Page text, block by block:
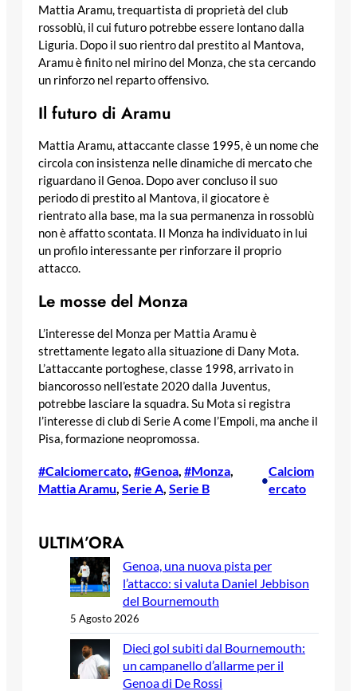
Mattia Aramu, trequartista di proprietà del club
rossoblù, il cui futuro potrebbe essere lontano dalla
Liguria. Dopo il suo rientro dal prestito al Mantova,
Aramu è finito nel mirino del Monza, che sta cercando
un rinforzo nel reparto offensivo.
Il futuro di Aramu
Mattia Aramu, attaccante classe 1995, è un nome che
circola con insistenza nelle dinamiche di mercato che
riguardano il Genoa. Dopo aver concluso il suo
periodo di prestito al Mantova, il giocatore è
rientrato alla base, ma la sua permanenza in rossoblù
non è affatto scontata. Il Monza ha individuato in lui
un profilo interessante per rinforzare il proprio
attacco.
Le mosse del Monza
L’interesse del Monza per Mattia Aramu è
strettamente legato alla situazione di Dany Mota.
L’attaccante portoghese, classe 1998, arrivato in
biancorosso nell’estate 2020 dalla Juventus,
potrebbe lasciare la squadra. Su Mota si registra
l’interesse di club di Serie A come l’Empoli, ma anche il
Pisa, formazione neopromossa.
#Calciomercato, #Genoa, #Monza
Mattia Aramu, Serie A, Serie B
•
Calciom
ercato
ULTIM’ORA
Genoa, una nuova pista per
l’attacco: si valuta Daniel Jebbison
del Bournemouth
5 Agosto 2026
Dieci gol subiti dal Bournemouth:
un campanello d’allarme per il
Genoa di De Rossi